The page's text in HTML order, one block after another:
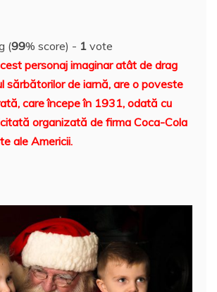
e
st r
e
dI
n
p
a
c
e
t
A
p
p
o
M
l
(99% score) - 1 vote
personaj imaginar atât de drag
sărbătorilor de iarnă, are o poveste
care începe în 1931, odată cu
organizată de firma Coca-Cola
ale Americii.